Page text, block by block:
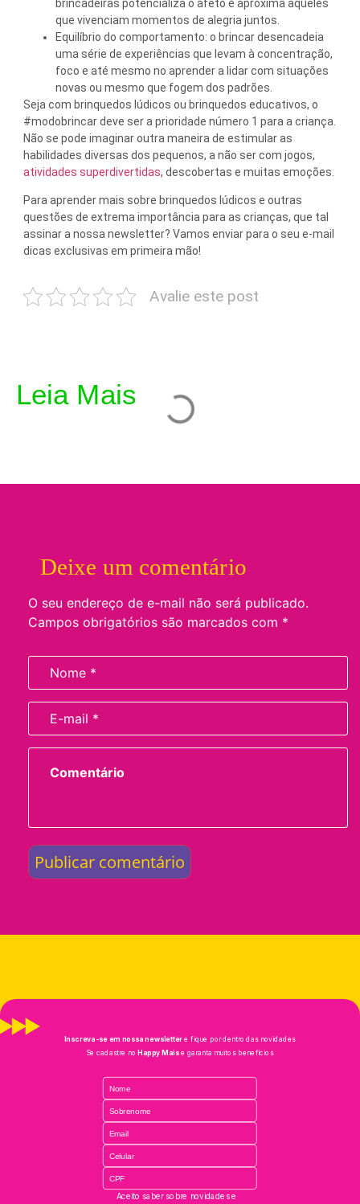
brincadeiras potencializa o afeto e aproxima aqueles
que vivenciam momentos de alegria juntos.
Equilíbrio do comportamento: o brincar desencadeia
uma série de experiências que levam à concentração,
foco e até mesmo no aprender a lidar com situações
novas ou mesmo que fogem dos padrões.
Seja com brinquedos lúdicos ou brinquedos educativos, o
#modobrincar deve ser a prioridade número 1 para a criança.
Não se pode imaginar outra maneira de estimular as
habilidades diversas dos pequenos, a não ser com jogos,
atividades superdivertidas, descobertas e muitas emoções.
Para aprender mais sobre brinquedos lúdicos e outras
questões de extrema importância para as crianças, que tal
assinar a nossa newsletter? Vamos enviar para o seu e-mail
dicas exclusivas em primeira mão!
Avalie este post
Leia Mais
Deixe um comentário
O seu endereço de e-mail não será publicado.
Campos obrigatórios são marcados com *